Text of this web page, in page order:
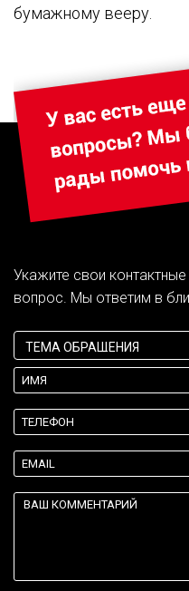
бумажному вееру.
Укажите свои
вопрос. Мы ответим в